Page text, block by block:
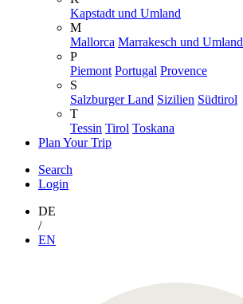
Kapstadt und Umland
M
Mallorca Marrakesch und Umland
P
Piemont Portugal Provence
S
Salzburger Land Sizilien Südtirol
T
Tessin Tirol Toskana
Plan Your Trip
Search
Login
DE
/
EN